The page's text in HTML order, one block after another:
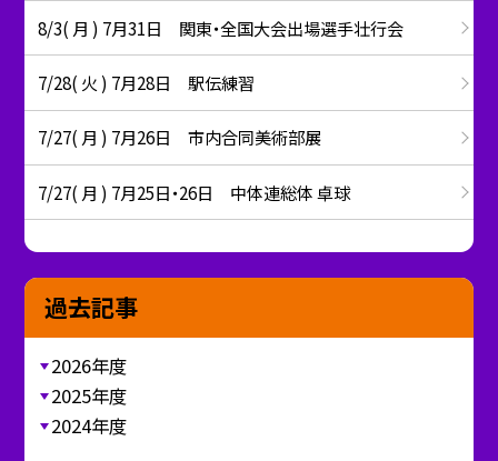
8/3( 月 ) 7月31日 関東・全国大会出場選手壮行会
7/28( 火 ) 7月28日 駅伝練習
7/27( 月 ) 7月26日 市内合同美術部展
7/27( 月 ) 7月25日・26日 中体連総体 卓球
過去記事
2026年度
2025年度
2024年度